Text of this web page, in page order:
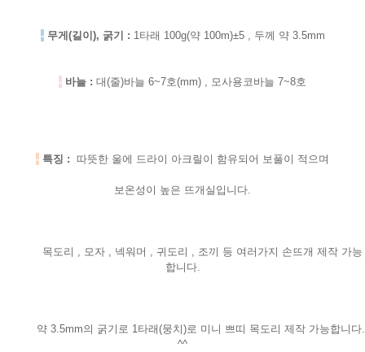
- 무게(길이), 굵기 : 1타래 100g(약 100m)±5 , 두께 약 3.5mm
- 바늘 : 대(줄)바늘 6~7호(mm) , 모사용코바늘 7~8호
- 특징 : 따뜻한 울에 드라이 아크릴이 함유되어 보풀이 적으며
보온성이 높은 뜨개실입니다.
목도리 , 모자 , 넥워머 , 귀도리 , 조끼 등 여러가지 손뜨개 제작 가능
합니다.
약 3.5mm의 굵기로 1타래(뭉치)로 미니 쁘띠 목도리 제작 가능합니다.
^^